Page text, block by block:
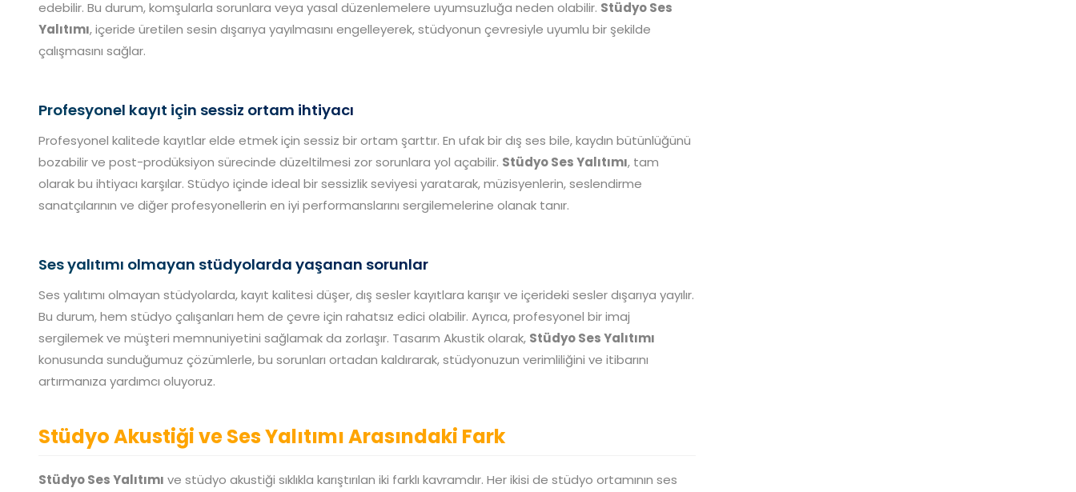
edebilir. Bu durum, komşularla sorunlara veya yasal düzenlemelere uyumsuzluğa neden olabilir. Stüdyo Ses
Yalıtımı, içeride üretilen sesin dışarıya yayılmasını engelleyerek, stüdyonun çevresiyle uyumlu bir şekilde
çalışmasını sağlar.
Profesyonel kayıt için sessiz ortam ihtiyacı
Profesyonel kalitede kayıtlar elde etmek için sessiz bir ortam şarttır. En ufak bir dış ses bile, kaydın bütünlüğünü
bozabilir ve post-prodüksiyon sürecinde düzeltilmesi zor sorunlara yol açabilir. Stüdyo Ses Yalıtımı, tam
olarak bu ihtiyacı karşılar. Stüdyo içinde ideal bir sessizlik seviyesi yaratarak, müzisyenlerin, seslendirme
sanatçılarının ve diğer profesyonellerin en iyi performanslarını sergilemelerine olanak tanır.
Ses yalıtımı olmayan stüdyolarda yaşanan sorunlar
Ses yalıtımı olmayan stüdyolarda, kayıt kalitesi düşer, dış sesler kayıtlara karışır ve içerideki sesler dışarıya yayılır.
Bu durum, hem stüdyo çalışanları hem de çevre için rahatsız edici olabilir. Ayrıca, profesyonel bir imaj
sergilemek ve müşteri memnuniyetini sağlamak da zorlaşır. Tasarım Akustik olarak, Stüdyo Ses Yalıtımı
konusunda sunduğumuz çözümlerle, bu sorunları ortadan kaldırarak, stüdyonuzun verimliliğini ve itibarını
artırmanıza yardımcı oluyoruz.
Stüdyo Akustiği ve Ses Yalıtımı Arasındaki Fark
Stüdyo Ses Yalıtımı ve stüdyo akustiği sıklıkla karıştırılan iki farklı kavramdır. Her ikisi de stüdyo ortamının ses